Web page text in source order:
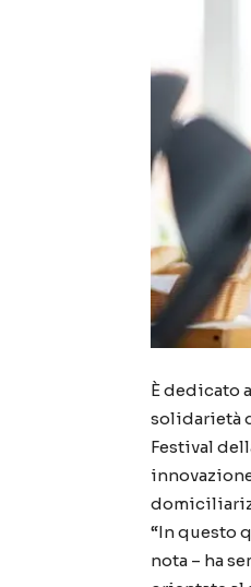
È dedicato
solidarietà
Festival
“In questo
nota – ha